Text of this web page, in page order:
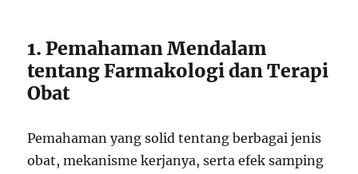
1. Pemahaman Mendalam
tentang Farmakologi dan Terapi
Obat
Pemahaman yang solid tentang berbagai jenis
obat, mekanisme kerjanya, serta efek samping